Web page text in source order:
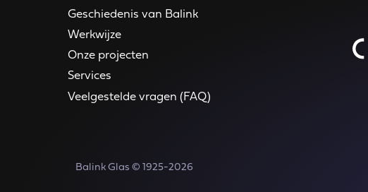
Geschiedenis van Balink
Werkwijze
Onze projecten
Services
Veelgestelde vragen (FAQ)
Balink Glas © 1925-2026